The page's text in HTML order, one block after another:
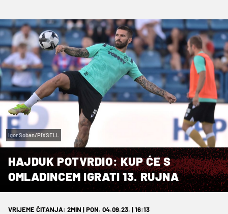
Igor Soban/PIXSELL
HAJDUK POTVRDIO: KUP ĆE S
OMLADINCEM IGRATI 13. RUJNA
VRIJEME ČITANJA: 2MIN | PON. 04.09.23. | 16:13